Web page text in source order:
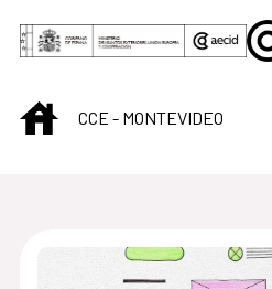
Saltar al contenido principal
INICIOCCE - MONTEVIDEO